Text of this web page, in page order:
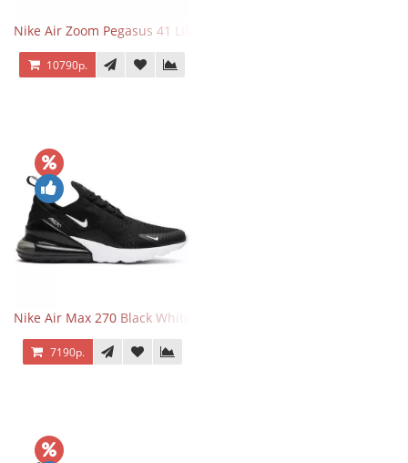
Nike Air Zoom Pegasus 41 Lilac Bloom
10790р.
Nike Air Max 270 Black White
7190р.